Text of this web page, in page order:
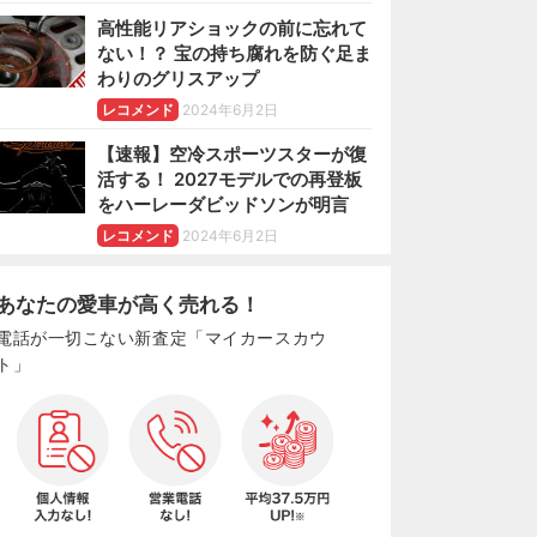
高性能リアショックの前に忘れて
ない！？ 宝の持ち腐れを防ぐ足ま
わりのグリスアップ
レコメンド 2024年6月2日
【速報】空冷スポーツスターが復
活する！ 2027モデルでの再登板
をハーレーダビッドソンが明言
レコメンド 2024年6月2日
なたの愛車が高く売れる！
話が一切こない新査定「マイカースカウ
」